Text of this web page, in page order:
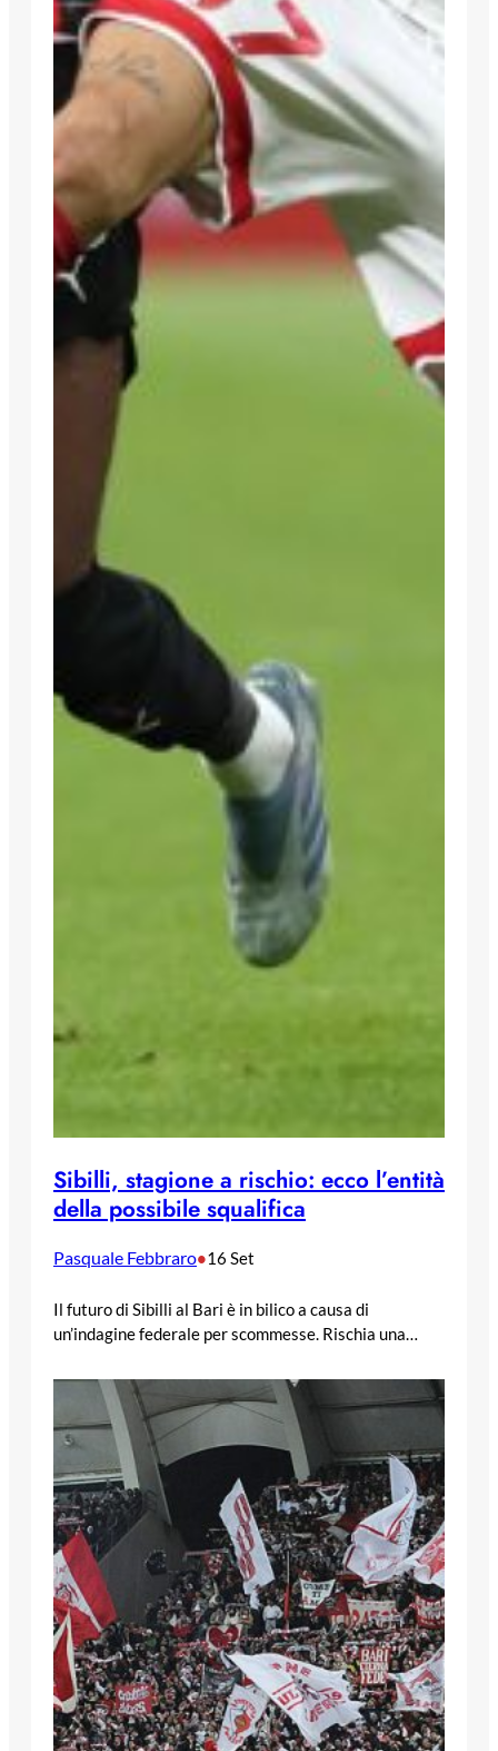
Sibilli, stagione a rischio: ecco l’entità
della possibile squalifica
Pasquale Febbraro•16 Set
Il futuro di Sibilli al Bari è in bilico a causa di
un’indagine federale per scommesse. Rischia una…